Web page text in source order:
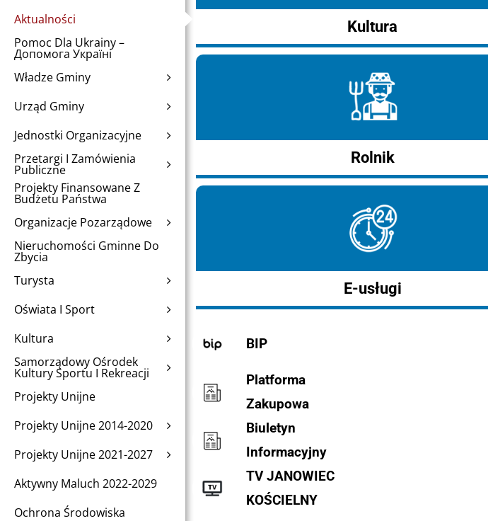
Aktualności
Pomoc Dla Ukrainy –
Допомога Україні
Władze Gminy
Urząd Gminy
Jednostki Organizacyjne
Przetargi I Zamówienia
Publiczne
Projekty Finansowane Z
Budżetu Państwa
Organizacje Pozarządowe
Nieruchomości Gminne Do
Zbycia
Turysta
Oświata I Sport
Kultura
Samorządowy Ośrodek
Kultury Sportu I Rekreacji
Projekty Unijne
Projekty Unijne 2014-2020
Projekty Unijne 2021-2027
Aktywny Maluch 2022-2029
Ochrona Środowiska
Kultura
Rolnik
E-usługi
BIP
Platforma
Zakupowa
Biuletyn
Informacyjny
TV JANOWIEC
KOŚCIELNY